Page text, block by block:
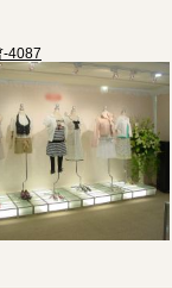
-4087